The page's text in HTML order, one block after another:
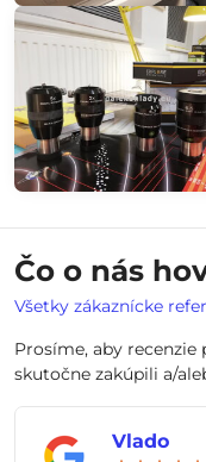
Čo o nás
Všetky zákaznícke
Prosíme, aby
skutočne zakúpili a/
Vlado